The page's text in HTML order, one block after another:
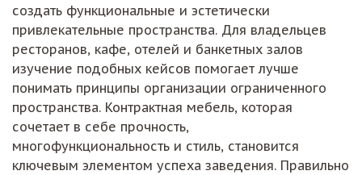
создать функциональные и эстетически
привлекательные пространства. Для владельцев
ресторанов, кафе, отелей и банкетных залов
изучение подобных кейсов помогает лучше
понимать принципы организации ограниченного
пространства. Контрактная мебель, которая
сочетает в себе прочность,
многофункциональность и стиль, становится
ключевым элементом успеха заведения. Правильно